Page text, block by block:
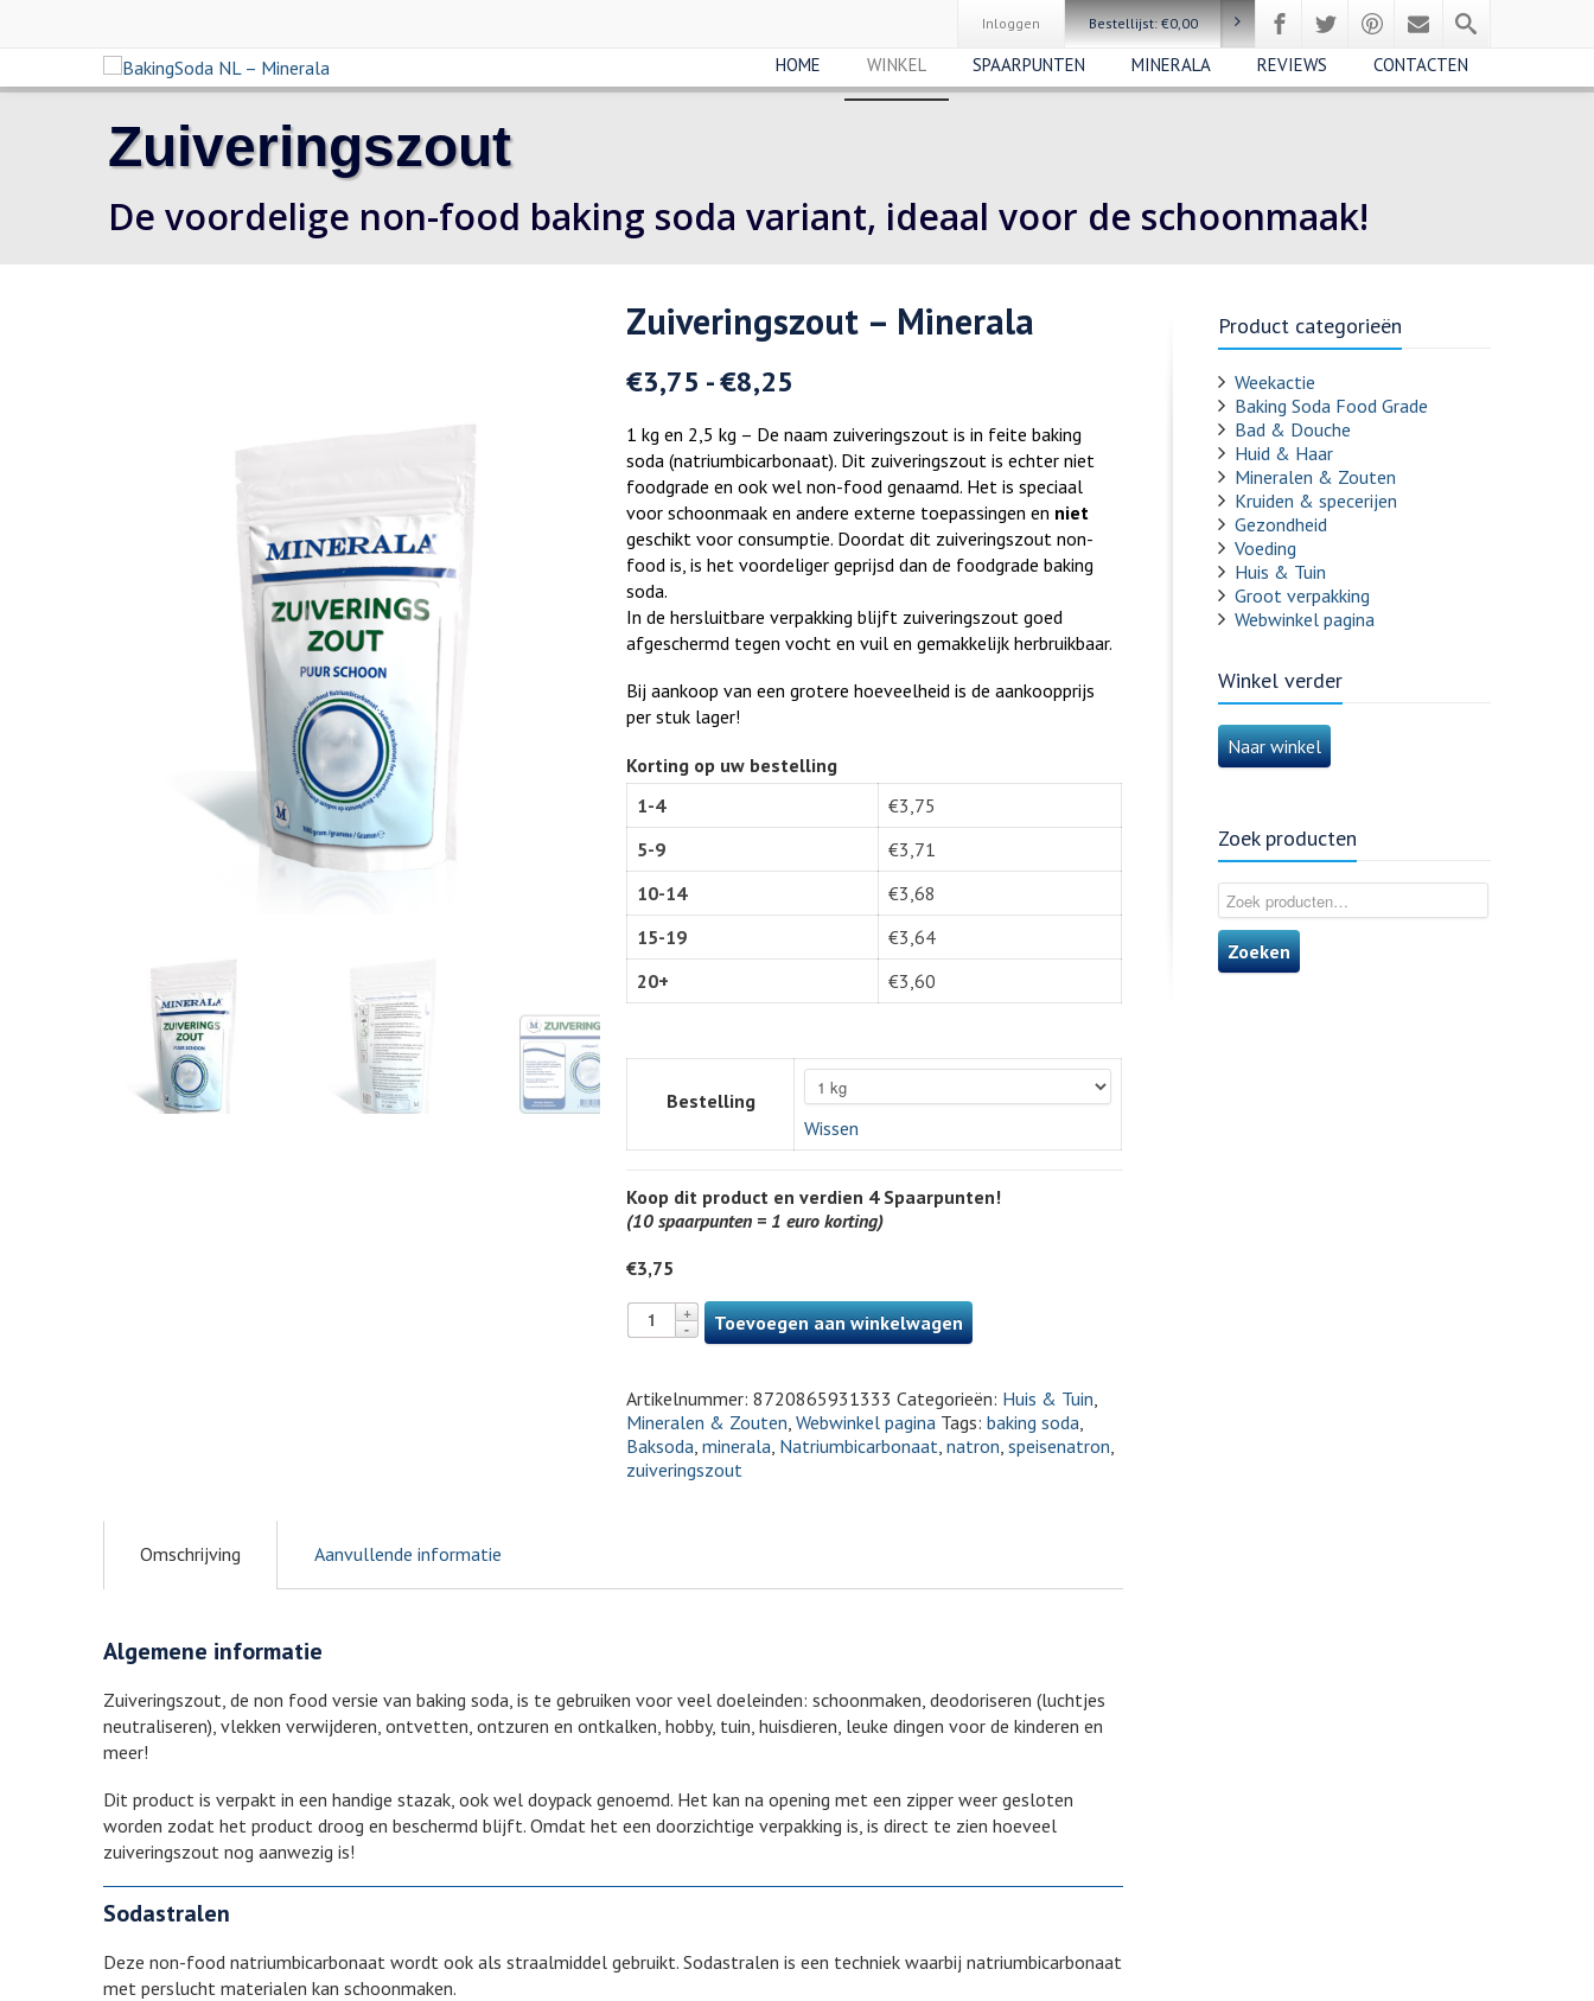
Inloggen Bestellijst:€0,00
HOME WINKEL SPAARPUNTEN MINERALA REVIEWS CONTACTEN
Zuiveringszout
De voordelige non-food baking soda variant, ideaal voor de schoonmaak!
Zuiveringszout – Minerala
€3,75 -€8,25
1 kg en 2,5 kg – De naam zuiveringszout is in feite baking
soda (natriumbicarbonaat). Dit zuiveringszout is echter niet
foodgrade en ook wel non-food genaamd. Het is speciaal
voor schoonmaak en andere externe toepassingen en niet
geschikt voor consumptie. Doordat dit zuiveringszout non-
food is, is het voordeliger geprijsd dan de foodgrade baking
soda.
In de hersluitbare verpakking blijft zuiveringszout goed
afgeschermd tegen vocht en vuil en gemakkelijk herbruikbaar.
Bij aankoop van een grotere hoeveelheid is de aankoopprijs
per stuk lager!
Korting op uw bestelling
1-4
€3,75
5-9
€3,71
10-14
€3,68
15-19
€3,64
20+
€3,60
Bestelling
Wissen
Koop dit product en verdien 4Spaarpunten!
(10 spaarpunten = 1 euro korting)
€3,75
Toevoegen aan winkelwagen
Artikelnummer:8720865931333 Categorieën: Huis & Tuin,
Mineralen & Zouten,Webwinkel pagina Tags:baking soda,
Baksoda,minerala, Natriumbicarbonaat,natron,speisenatron,
zuiveringszout
Omschrijving Aanvullende informatie
Algemene informatie
Zuiveringszout, de non food versie van baking soda, is te gebruiken voor veel doeleinden: schoonmaken, deodoriseren (luchtjes
neutraliseren), vlekken verwijderen, ontvetten, ontzuren en ontkalken, hobby, tuin, huisdieren, leuke dingen voor de kinderen en
meer!
Dit product is verpakt in een handige stazak, ook wel doypack genoemd. Het kan na opening met een zipper weer gesloten
worden zodat het product droog en beschermd blijft. Omdat het een doorzichtige verpakking is, is direct te zien hoeveel
zuiveringszout nog aanwezig is!
Sodastralen
Deze non-food natriumbicarbonaat wordt ook als straalmiddel gebruikt. Sodastralen is een techniek waarbij natriumbicarbonaat
met perslucht materialen kan schoonmaken.
Product categorieën
Weekactie
Baking Soda Food Grade
Bad & Douche
Huid & Haar
Mineralen & Zouten
Kruiden & specerijen
Gezondheid
Voeding
Huis & Tuin
Groot verpakking
Webwinkel pagina
Winkel verder
Naar winkel
Zoek producten
Zoeken